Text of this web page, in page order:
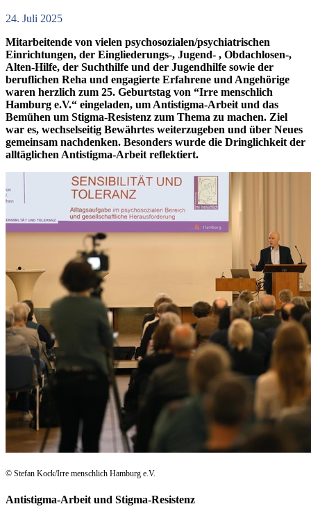
24. Juli 2025
Mitarbeitende von vielen psychosozialen/psychiatrischen
Einrichtungen, der Eingliederungs-, Jugend- , Obdachlosen-,
Alten-Hilfe, der Suchthilfe und der Jugendhilfe sowie der
beruflichen Reha und engagierte Erfahrene und Angehörige
waren herzlich zum 25. Geburtstag von “Irre menschlich
Hamburg e.V.“ eingeladen, um Antistigma-Arbeit und das
Bemühen um Stigma-Resistenz zum Thema zu machen. Ziel
war es, wechselseitig Bewährtes weiterzugeben und über Neues
gemeinsam nachdenken. Besonders wurde die Dringlichkeit der
alltäglichen Antistigma-Arbeit reflektiert.
© Stefan Kock/Irre menschlich Hamburg e.V.
Antistigma-Arbeit und Stigma-Resistenz